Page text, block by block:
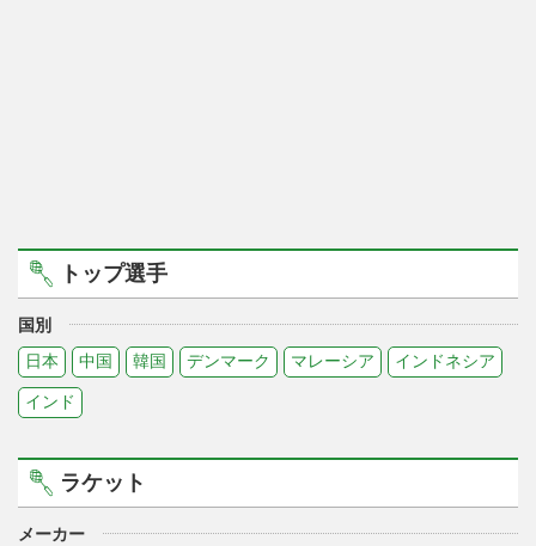
トップ選手
国別
日本
中国 韓国 デンマーク マレーシア インドネシア
インド
ラケット
メーカー